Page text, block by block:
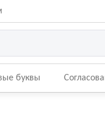
буквы